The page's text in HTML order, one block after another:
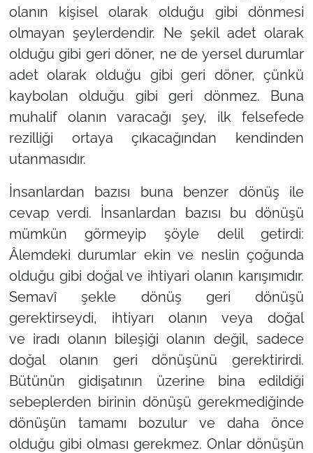
olanın kişisel olarak olduğu gibi dönmesi
olmayan şeylerdendir. Ne şekil adet olarak
olduğu gibi geri döner, ne de yersel durumlar
adet olarak olduğu gibi geri döner, çünkü
kaybolan olduğu gibi geri dönmez. Buna
muhalif olanın varacağı şey, ilk felsefede
rezilliği ortaya çıkacağından kendinden
utanmasıdır.
İnsanlardan bazısı buna benzer dönüş ile
cevap verdi. İnsanlardan bazısı bu dönüşü
mümkün görmeyip şöyle delil getirdi:
Âlemdeki durumlar ekin ve neslin çoğunda
olduğu gibi doğal ve ihtiyari olanın karışımıdır.
Semavî şekle dönüş geri dönüşü
gerektirseydi, ihtiyarı olanın veya doğal
ve iradı olanın bileşiği olanın değil, sadece
doğal olanın geri dönüşünü gerektirirdi.
Bütünün gidişatının üzerine bina edildiği
sebeplerden birinin dönüşü gerekmediğinde
dönüşün tamamı bozulur ve daha önce
olduğu gibi olması gerekmez. Onlar dönüşün